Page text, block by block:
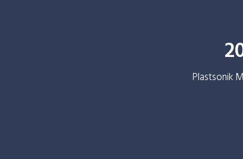
Plastsonik